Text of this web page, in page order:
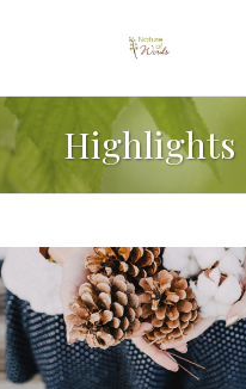
Highlights